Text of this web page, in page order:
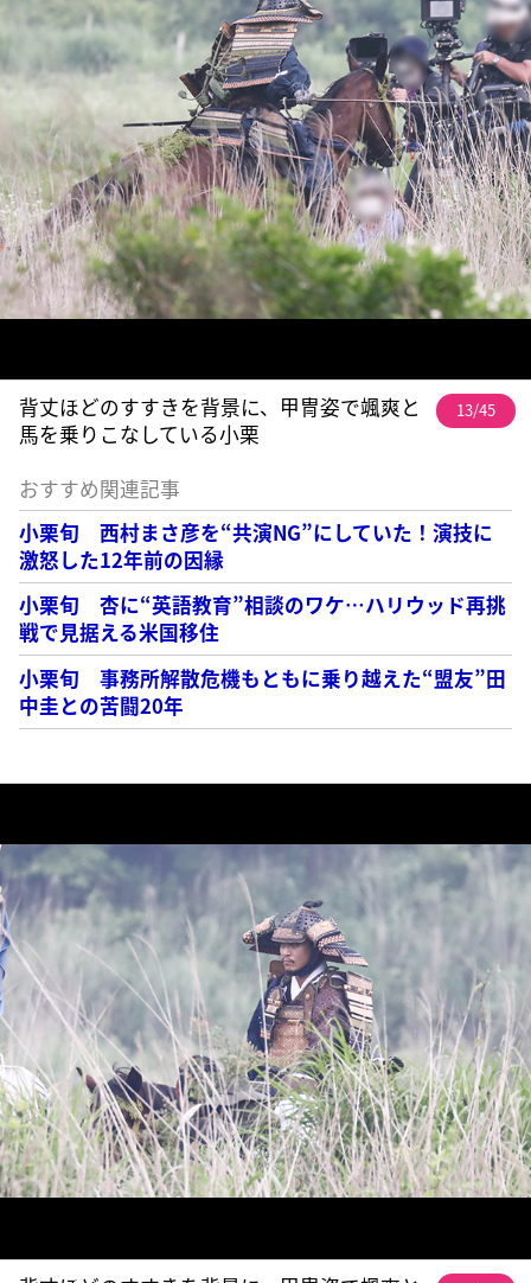
背丈ほどのすすきを背景に、甲冑姿で颯爽と
馬を乗りこなしている小栗
13/45
おすすめ関連記事
小栗旬 西村まさ彦を“共演NG”にしていた！演技に
激怒した12年前の因縁
小栗旬 杏に“英語教育”相談のワケ…ハリウッド再挑
戦で見据える米国移住
小栗旬 事務所解散危機もともに乗り越えた“盟友”田
中圭との苦闘20年